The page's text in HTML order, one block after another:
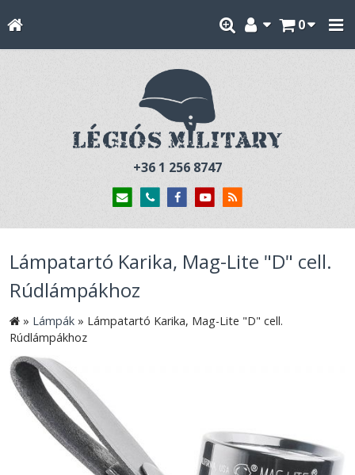
0
+36 1 256 8747
Lámpatartó Karika, Mag-Lite "D" cell.
Rúdlámpákhoz
» Lámpák » Lámpatartó Karika, Mag-Lite "D" cell.
Rúdlámpákhoz